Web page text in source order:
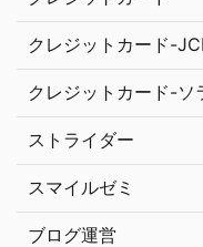
クレジットカード-
クレジットカード-ソ
ストライダー
スマイルゼミ
ブログ運営